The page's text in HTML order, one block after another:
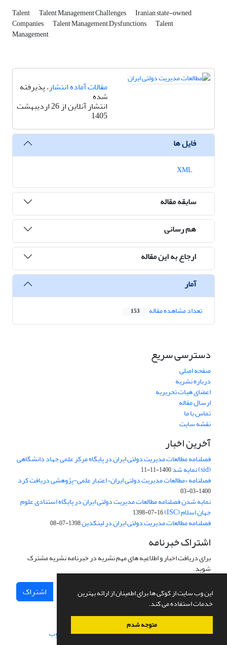
این وب سایت از کوکی ها برای اطمینان از ارائه بهترین
خدمات استفاده می کند.
متوجه شدم
Talent Talent Management Challenges Iranian state-owned
Companies Talent Management Dysfunctions Talent
Management
مقالات آماده انتشار، پذیرفته
شده
انتشار آنلاین از 26 اردیبهشت
1405
فایل ها
سابقه مقاله
هم رسانی
ارجاع به این مقاله
آمار
تعداد مشاهده مقاله 153
دسترسی سریع
صفحه اصلی
درباره نشریه
اعضای هیات تحریریه
ارسال مقاله
تماس با ما
نقشه سایت
آخرین اخبار
فصلنامه مطالعات مدیریت دولتی ایران در پایگاه مرکز علمی جهاد دانشگاهی
(sid) نمایه شد 1400-11-11
فصلنامه «مطالعات مدیریت دولتی ایران» اعتبار علمی-پژوهشی دریافت کرد
1400-03-03
نمایه شدن فصلنامه مطالعات مدیریت دولتی ایران در پایگاه استنادی علوم
جهان اسلام (ISC) 1398-07-16
فصلنامه مطالعات مدیریت دولتی ایران در لینکدین1398-07-08
اشتراک خبرنامه
برای دریافت اخبار و اطلاعیه های مهم نشریه در خبرنامه نشریه مشترک
شوید.
اشتراک
سامانه مدیریت نشریات علمی.طراحی و پیاده سازی از سیناوب